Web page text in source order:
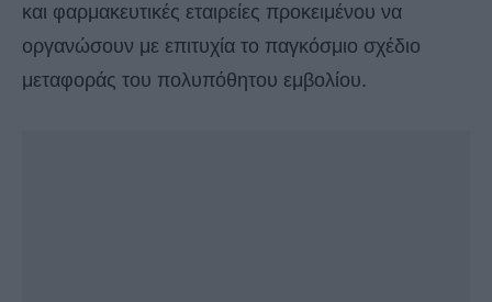
και φαρμακευτικές εταιρείες προκειμένου να
οργανώσουν με επιτυχία το παγκόσμιο σχέδιο
μεταφοράς του πολυπόθητου εμβολίου.